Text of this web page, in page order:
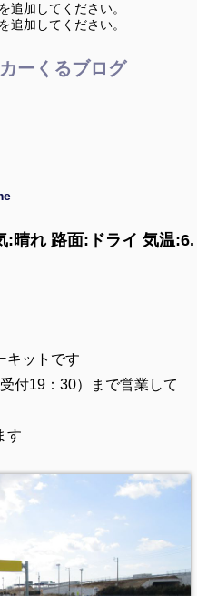
ーくるブログ
:晴れ 路面:ドライ 気温:6.
キットです
付19：30）まで営業して
す